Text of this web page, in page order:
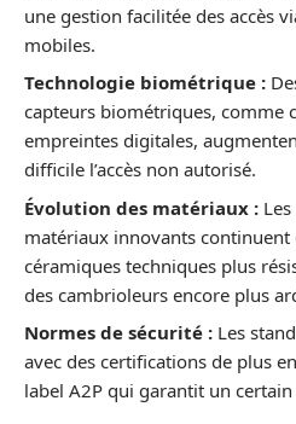
une gestion facilitée des accès
mobiles.
Technologie biométrique :
capteurs biométriques, comme
empreintes digitales,
difficile l’accès non autorisé.
Évolution des matériaux :
matériaux innovants continuent
céramiques techniques plus
des cambrioleurs encore plus
Normes de sécurité : Les
avec des certifications de plus
label A2P qui garantit un